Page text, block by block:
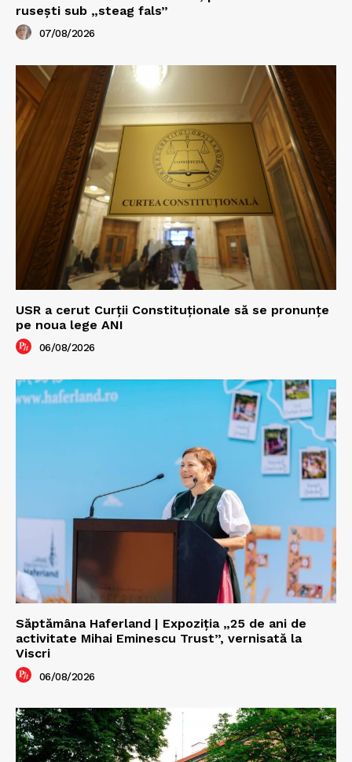
rusești sub „steag fals”
07/08/2026
USR a cerut Curții Constituționale să se pronunțe
pe noua lege ANI
06/08/2026
Săptămâna Haferland | Expoziţia „25 de ani de
activitate Mihai Eminescu Trust”, vernisată la
Viscri
06/08/2026